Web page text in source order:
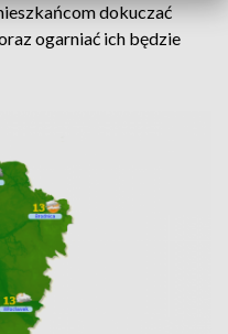
dokuczać
ogarniać ich będzie